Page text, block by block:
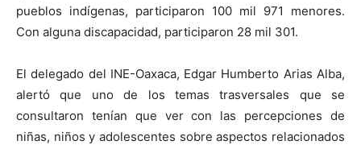
pueblos indígenas, participaron 100 mil 971 menores.
Con alguna discapacidad, participaron 28 mil 301.
El delegado del INE-Oaxaca, Edgar Humberto Arias Alba,
alertó que uno de los temas trasversales que se
consultaron tenían que ver con las percepciones de
niñas, niños y adolescentes sobre aspectos relacionados